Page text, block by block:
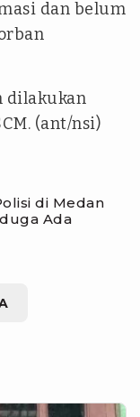
dan belum
dilakukan
(ant/nsi)
di Medan
Ada